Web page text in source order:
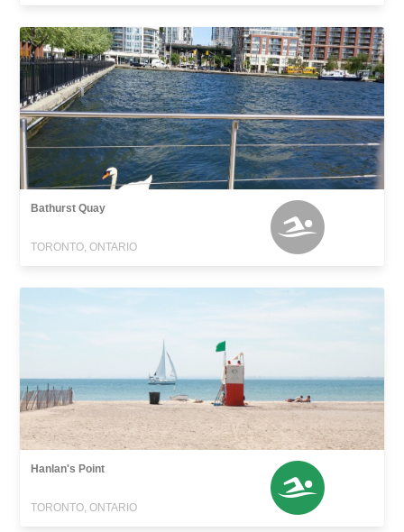
Bathurst Quay
TORONTO, ONTARIO
Hanlan's Point
TORONTO, ONTARIO